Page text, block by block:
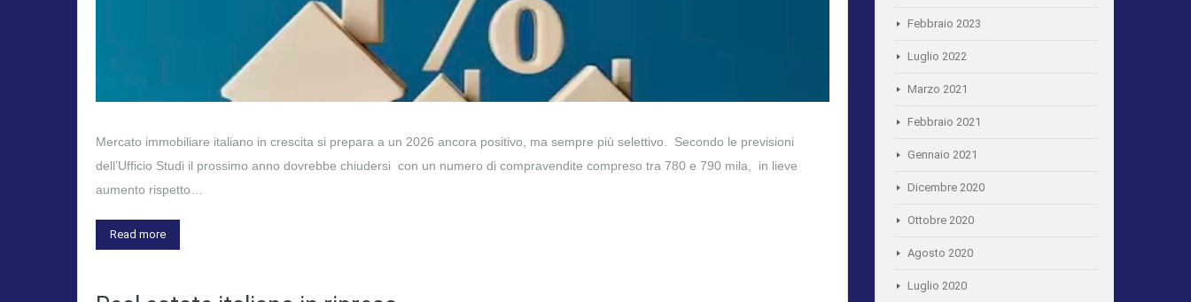
Mercato immobiliare italiano in crescita si prepara a un 2026 ancora positivo, ma sempre più selettivo. Secondo le previsioni
dell’Ufficio Studi il prossimo anno dovrebbe chiudersi con un numero di compravendite compreso tra 780 e 790 mila, in lieve
aumento rispetto…
Read more
Febbraio 2023
Luglio 2022
Marzo 2021
Febbraio 2021
Gennaio 2021
Dicembre 2020
Ottobre 2020
Agosto 2020
Luglio 2020